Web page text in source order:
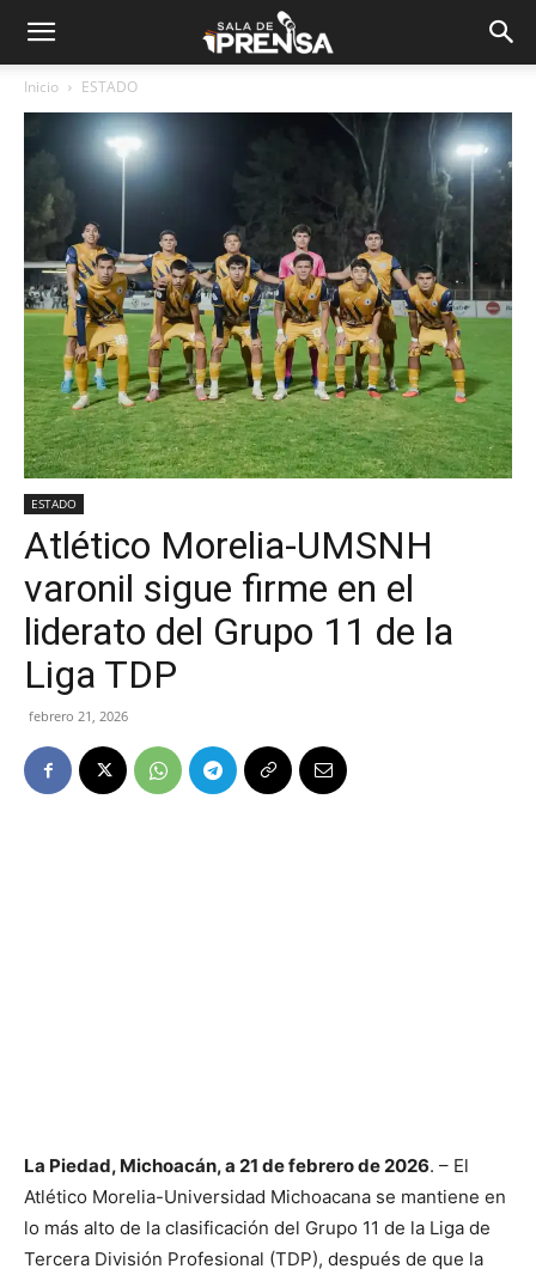
Inicio ESTADO
ESTADO
Atlético Morelia-UMSNH
varonil sigue firme en el
liderato del Grupo 11 de la
Liga TDP
febrero 21, 2026
La Piedad, Michoacán, a 21 de febrero de 2026. – El
Atlético Morelia-Universidad Michoacana se mantiene en
lo más alto de la clasificación del Grupo 11 de la Liga de
Tercera División Profesional (TDP), después de que la